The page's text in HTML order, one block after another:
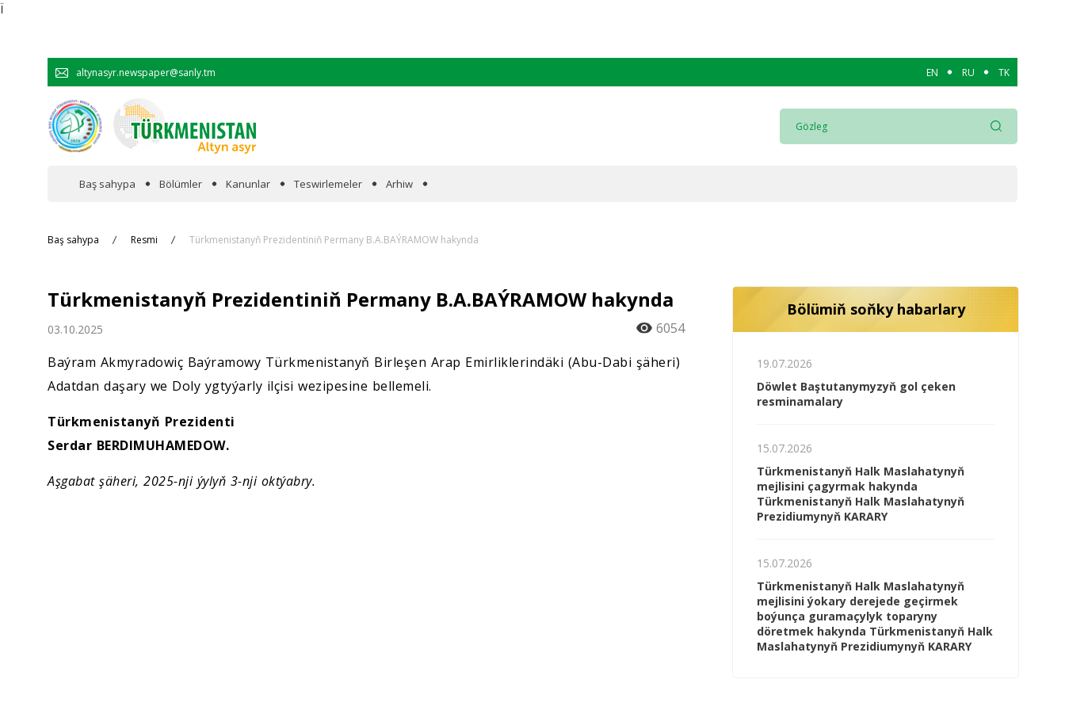
Ï
altynasyr.newspaper@sanly.tm EN RU TK
Baş sahypa Bölümler
Hyzmatdaşlyk
Ykdysadyýet
Medeniýet
Kanunlar Teswirlemeler Arhiw
Baş sahypa Resmi Türkmenistanyň Prezidentiniň Permany B.A.BAÝRAMOW hakynda
Türkmenistanyň Prezidentiniň Permany B.A.BAÝRAMOW hakynda
03.10.2025
6054
Baýram Akmyradowiç Baýramowy Türkmenistanyň Birleşen Arap Emirliklerindäki (Abu-Dabi şäheri)
Adatdan daşary we Doly ygtyýarly ilçisi wezipesine bellemeli.
Türkmenistanyň Prezidenti
Serdar BERDIMUHAMEDOW.
Aşgabat şäheri, 2025-nji ýylyň 3-nji oktýabry.
Bölümiň soňky habarlary
19.07.2026
Döwlet Baştutanymyzyň gol çeken
resminamalary
15.07.2026
Türkmenistanyň Halk Maslahatynyň
mejlisini çagyrmak hakynda
Türkmenistanyň Halk Maslahatynyň
Prezidiumynyň KARARY
15.07.2026
Türkmenistanyň Halk Maslahatynyň
mejlisini ýokary derejede geçirmek
boýunça guramaçylyk toparyny
döretmek hakynda Türkmenistanyň Halk
Maslahatynyň Prezidiumynyň KARARY